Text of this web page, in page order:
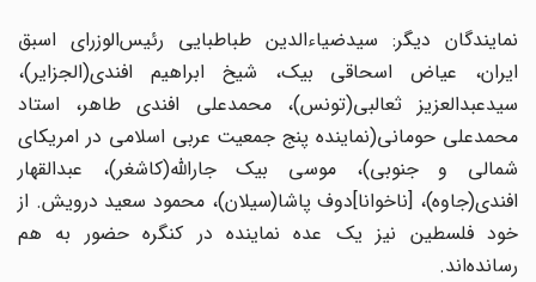
نمایندگان دیگر: سیدضیاءالدین طباطبایی رئیس‌الوزرای اسبق
ایران، عیاض اسحاقی بیک، شیخ ابراهیم افندی(الجزایر)،
سیدعبدالعزیز ثعالبی(تونس)، محمدعلی افندی طاهر، استاد
محمدعلی حومانی(نماینده پنج جمعیت عربی اسلامی در امریکای
شمالی و جنوبی)، موسی بیک جارالله(کاشغر)، عبدالقهار
افندی(جاوه)، [ناخوانا]دوف پاشا(سیلان)، محمود سعید درویش. از
خود فلسطین نیز یک عده نماینده در کنگره حضور به هم
رسانده‌اند.